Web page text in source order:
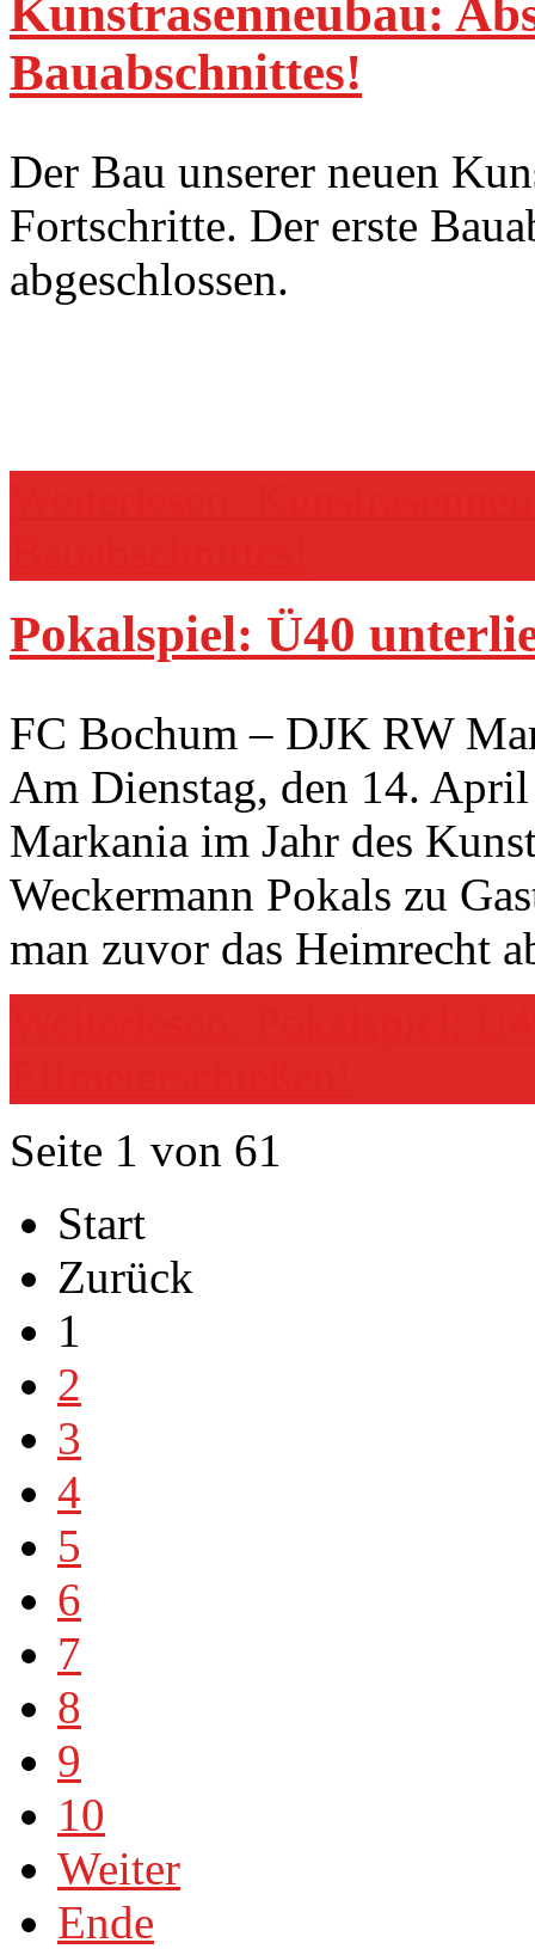
Kunstrasenneubau:
Bauabschnittes!
Der Bau unserer neuen
Fortschritte. Der erste
abgeschlossen.
Pokalspiel: Ü40
FC Bochum – DJK RW
Am Dienstag, den 14.
Markania im Jahr des
Weckermann Pokals zu
man zuvor das Heimrecht
Seite 1 von 61
Start
Zurück
1
2
3
4
5
6
7
8
9
10
Weiter
Ende